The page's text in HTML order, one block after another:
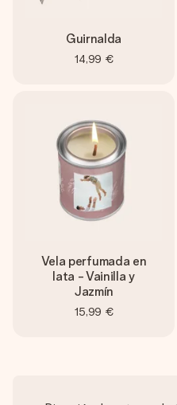
Guirnalda
14,99 €
Vela perfumada en
lata - Vainilla y
Jazmín
15,99 €